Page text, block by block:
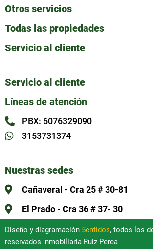
Otros servicios
Todas las propiedades
Servicio al cliente
Servicio al cliente
Líneas de atención
PBX: 6076329090
3153731374
Nuestras sedes
Cañaveral - Cra 25 # 30-81
El Prado - Cra 36 # 37- 30
Diseño y diagramación 5entidos, todos los
reservados Inmobiliaria Ruiz Perea